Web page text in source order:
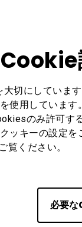
Cookie
切にしていま
使用していま
のみ許可す
ッキーの設定を
覧ください。
必要